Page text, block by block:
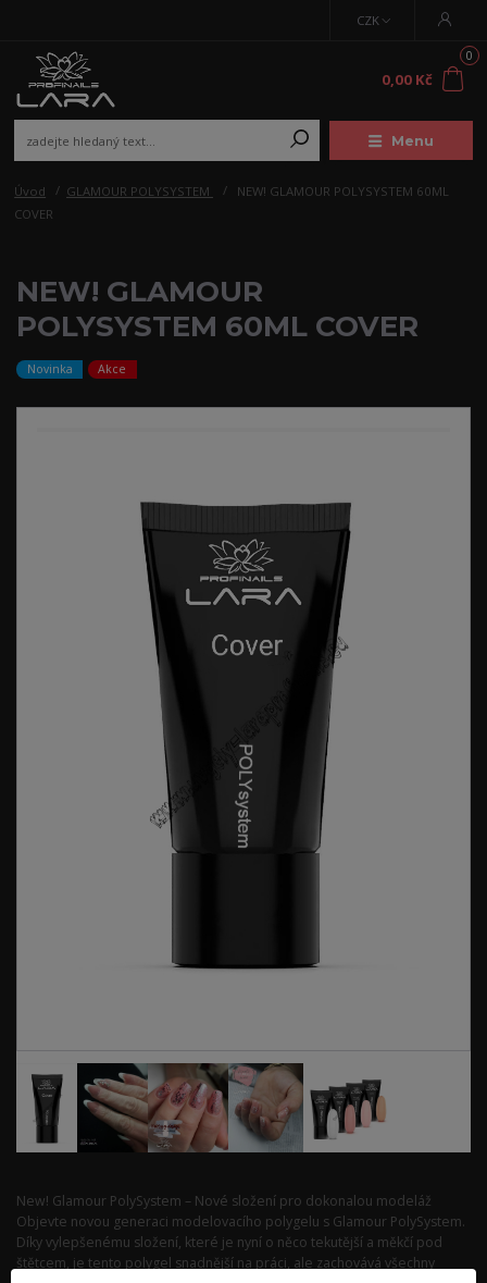
Menu
CZK
0
0,00 Kč
Úvod GLAMOUR POLYSYSTEM
NEW! GLAMOUR POLYSYSTEM 60ML
COVER
NEW! GLAMOUR
POLYSYSTEM 60ML COVER
Novinka Akce
New! Glamour PolySystem – Nové složení pro dokonalou modeláž
Objevte novou generaci modelovacího polygelu s Glamour PolySystem.
Díky vylepšenému složení, které je nyní o něco tekutější a měkčí pod
štětcem, je tento polygel snadnější na práci, ale zachovává všechny